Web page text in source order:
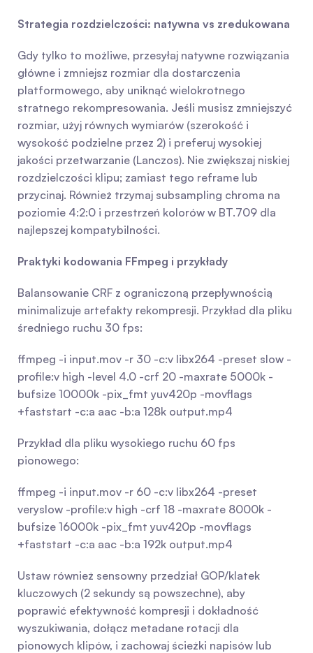
Strategia rozdzielczości: natywna vs zredukowana
Gdy tylko to możliwe, przesyłaj natywne rozwiązania
główne i zmniejsz rozmiar dla dostarczenia
platformowego, aby uniknąć wielokrotnego
stratnego rekompresowania. Jeśli musisz zmniejszyć
rozmiar, użyj równych wymiarów (szerokość i
wysokość podzielne przez 2) i preferuj wysokiej
jakości przetwarzanie (Lanczos). Nie zwiększaj niskiej
rozdzielczości klipu; zamiast tego reframe lub
przycinaj. Również trzymaj subsampling chroma na
poziomie 4:2:0 i przestrzeń kolorów w BT.709 dla
najlepszej kompatybilności.
Praktyki kodowania FFmpeg i przykłady
Balansowanie CRF z ograniczoną przepływnością
minimalizuje artefakty rekompresji. Przykład dla pliku
średniego ruchu 30 fps:
ffmpeg -i input.mov -r 30 -c:v libx264 -preset slow -
profile:v high -level 4.0 -crf 20 -maxrate 5000k -
bufsize 10000k -pix_fmt yuv420p -movflags
+faststart -c:a aac -b:a 128k output.mp4
Przykład dla pliku wysokiego ruchu 60 fps
pionowego:
ffmpeg -i input.mov -r 60 -c:v libx264 -preset
veryslow -profile:v high -crf 18 -maxrate 8000k -
bufsize 16000k -pix_fmt yuv420p -movflags
+faststart -c:a aac -b:a 192k output.mp4
Ustaw również sensowny przedział GOP/klatek
kluczowych (2 sekundy są powszechne), aby
poprawić efektywność kompresji i dokładność
wyszukiwania, dołącz metadane rotacji dla
pionowych klipów, i zachowaj ścieżki napisów lub